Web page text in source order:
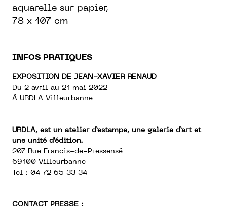
aquarelle sur papier,
78 x 107 cm
INFOS PRATIQUES
EXPOSITION DE JEAN-XAVIER RENAUD
Du 2 avril au 21 mai 2022
À URDLA Villeurbanne
URDLA, est un atelier d’estampe, une galerie d’art et
une unité d’édition.
207 Rue Francis-de-Pressensé
69100 Villeurbanne
Tel : 04 72 65 33 34
CONTACT PRESSE :